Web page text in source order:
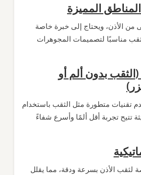
المميزة
من الأذن، ويحتاج إلى خبرة خاصة
بدون ألم أو
تقنيات متطورة مثل الثقب باستخدام
لثقب الأذن بسرعة ودقة، مما يقلل